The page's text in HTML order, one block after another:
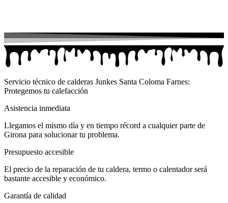
Servicio técnico de calderas Junkes Santa Coloma Farnes:
Protegemos tu calefacción
Asistencia inmediata
Llegamos el mismo día y en tiempo récord a cualquier parte de
Girona para solucionar tu problema.
Presupuesto accesible
El precio de la reparación de tu caldera, termo o calentador será
bastante accesible y económico.
Garantía de calidad